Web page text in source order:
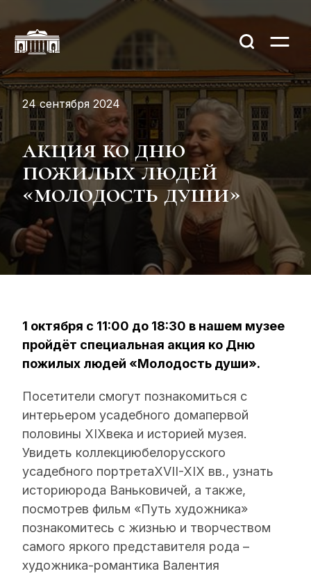
24 сентября 2024
акция ко дню
пожилых людей
«молодость души»
1 октября с 11:00 до 18:30 в нашем музее
пройдёт специальная акция ко Дню
пожилых людей «Молодость души».
Посетители смогут познакомиться с
интерьером усадебного домапервой
половины XIXвека и историей музея.
Увидеть коллекциюбелорусского
усадебного портретаXVII-XIX вв., узнать
историюрода Ваньковичей, а также,
посмотрев фильм «Путь художника»
познакомитесь с жизнью и творчеством
самого яркого представителя рода –
художника-романтика Валентия